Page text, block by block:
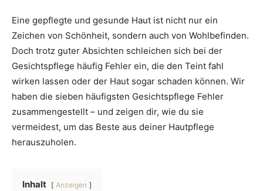
Eine gepflegte und gesunde Haut ist nicht nur ein
Zeichen von Schönheit, sondern auch von Wohlbefinden.
Doch trotz guter Absichten schleichen sich bei der
Gesichtspflege häufig Fehler ein, die den Teint fahl
wirken lassen oder der Haut sogar schaden können. Wir
haben die sieben häufigsten Gesichtspflege Fehler
zusammengestellt – und zeigen dir, wie du sie
vermeidest, um das Beste aus deiner Hautpflege
herauszuholen.
Inhalt Anzeigen